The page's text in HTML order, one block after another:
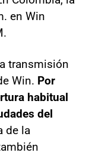
en Win
transmisión
Win. Por
habitual
del
de la